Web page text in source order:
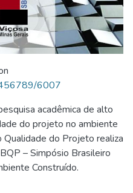
6007
acadêmica de alto
do projeto no ambiente
Qualidade do Projeto realiza
– Simpósio Brasileiro
Construído.